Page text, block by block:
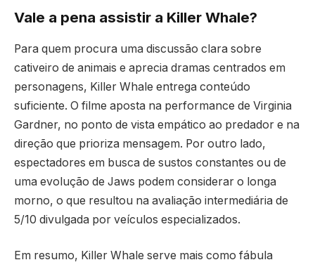
Vale a pena assistir a Killer Whale?
Para quem procura uma discussão clara sobre
cativeiro de animais e aprecia dramas centrados em
personagens, Killer Whale entrega conteúdo
suficiente. O filme aposta na performance de Virginia
Gardner, no ponto de vista empático ao predador e na
direção que prioriza mensagem. Por outro lado,
espectadores em busca de sustos constantes ou de
uma evolução de Jaws podem considerar o longa
morno, o que resultou na avaliação intermediária de
5/10 divulgada por veículos especializados.
Em resumo, Killer Whale serve mais como fábula